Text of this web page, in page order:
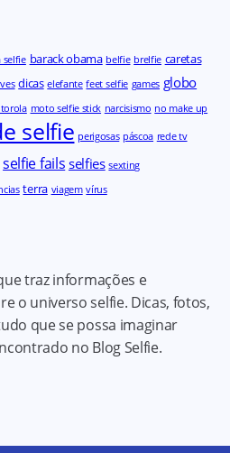
selfie barack obama belfie brelfie caretas
dicas elefante feet selfie games globo
moto selfie stick narcisismo no make up
selfie perigosas páscoa rede tv
selfie fails selfies sexting
terra viagem vírus
traz informações e
o universo selfie. Dicas, fotos,
que se possa imaginar
no Blog Selfie.